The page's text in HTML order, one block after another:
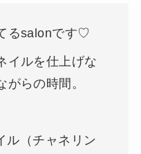
るsalonです♡
イルを仕上げな
がらの時間。
ル（チャネリン